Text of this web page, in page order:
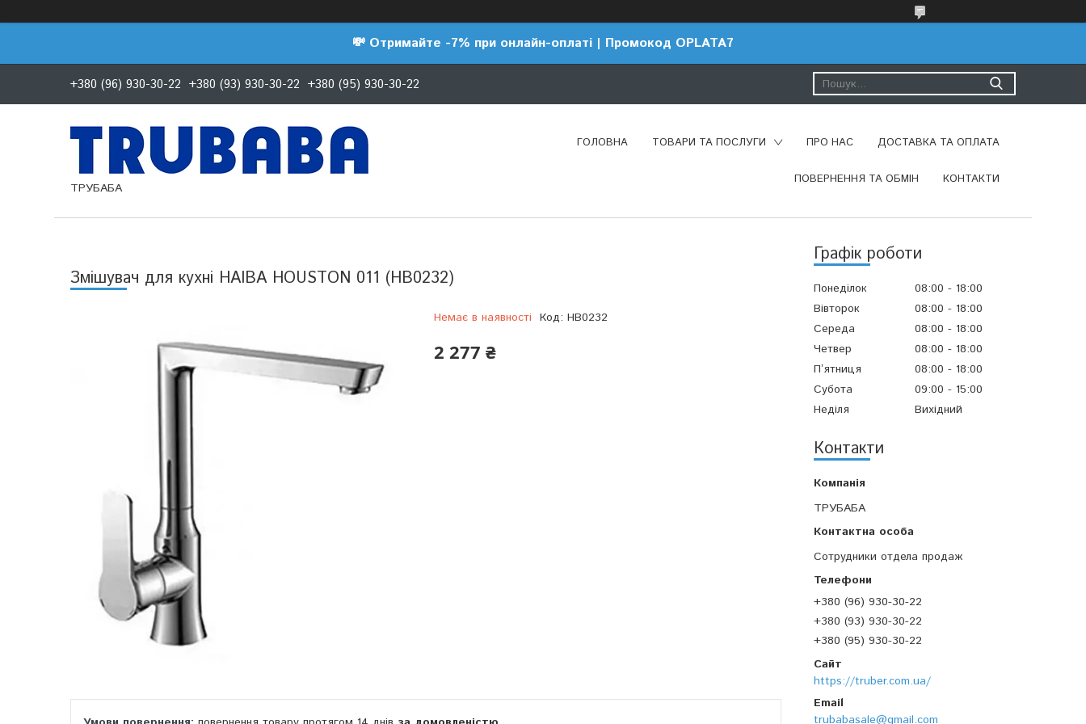
💸 Отримайте -7% при онлайн-оплаті | Промокод OPLATA7
+380 (96) 930-30-22 +380 (93) 930-30-22 +380 (95) 930-30-22
ТРУБАБА
ГОЛОВНА ТОВАРИ ТА ПОСЛУГИ ПРО НАС ДОСТАВКА ТА ОПЛАТА
ПОВЕРНЕННЯ ТА ОБМІН КОНТАКТИ
Графік роботи
Понеділок 08:00
18:00
Вівторок
08:00
18:00
Середа
08:00
18:00
Четвер
08:00
18:00
Пʼятниця
08:00
18:00
Субота
09:00
15:00
Неділя
Вихідний
Контакти
ТРУБАБА
Сотрудники отдела продаж
+380 (96) 930-30-22
+380 (93) 930-30-22
+380 (95) 930-30-22
https://truber.com.ua/
trubabasale@gmail.com
Змішувач для кухні HAIBA HOUSTON 011 (HB0232)
Немає в наявності Код: HB0232
2 277 ₴